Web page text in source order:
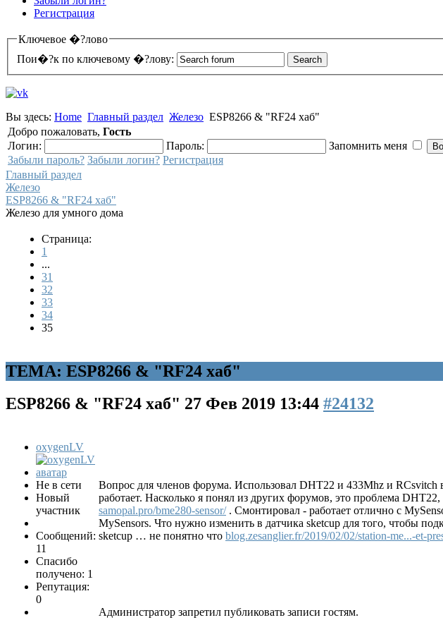
Регистрация
Ключевое �?лово
Пои�?к по ключевому �?лову:
Вы здесь: Home Главный раздел Железо ESP8266 & "RF24 хаб"
Добро пожаловать, Гость
Логин:
Пароль:
Запомнить меня
Забыли пароль? Забыли логин? Регистрация
Главный раздел
Железо
ESP8266 & "RF24 хаб"
Железо для умного дома
Страница:
1
...
31
32
33
34
35
ТЕМА: ESP8266 & "RF24 хаб"
ESP8266 & "RF24 хаб" 27 Фев 2019 13:44 #24132
oxygenLV
Не в сети
Новый
участник
Сообщений:
11
Спасибо
получено: 1
Репутация:
0
Вопрос для членов форума. Использовал DHT22 и 433Mhz и
работает. Насколько я понял из других форумов, это проблема
samopal.pro/bme280-sensor/. Смонтировал - работает отлично с
MySensors. Что нужно изменить в датчика sketcup для того, чтобы
sketcup … не понятно что blog.zesanglier.fr/2019/02/02/station-me...-et-
Администратор запретил публиковать записи гостям.